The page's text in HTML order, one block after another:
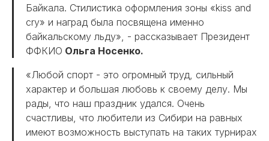
Байкала. Стилистика оформления зоны «kiss and
cry» и наград была посвящена именно
байкальскому льду», - рассказывает Президент
ФФКИО Ольга Носенко.
«Любой спорт - это огромный труд, сильный
характер и большая любовь к своему делу. Мы
рады, что наш праздник удался. Очень
счастливы, что любители из Сибири на равных
имеют возможность выступать на таких турнирах